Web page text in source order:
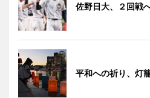
佐野日大、２回戦
平和への祈り、灯